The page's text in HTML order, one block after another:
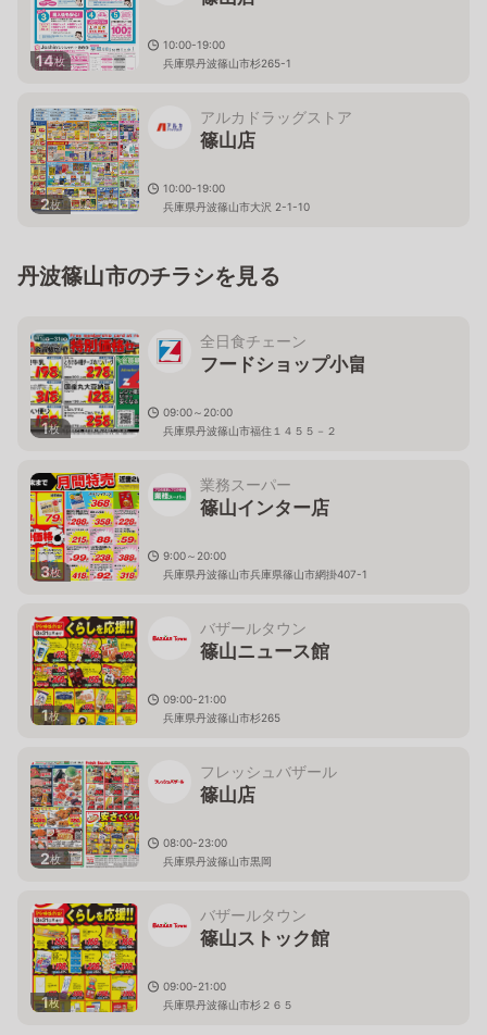
14枚
10:00-19:00
兵庫県丹波篠山市杉265-1
2枚
アルカドラッグストア
篠山店
10:00-19:00
兵庫県丹波篠山市大沢 2-1-10
丹波篠山市のチラシを見る
1枚
全日食チェーン
フードショップ小畠
09:00～20:00
兵庫県丹波篠山市福住１４５５－２
3枚
業務スーパー
篠山インター店
9:00～20:00
兵庫県丹波篠山市兵庫県篠山市網掛407-1
1枚
バザールタウン
篠山ニュース館
09:00-21:00
兵庫県丹波篠山市杉265
2枚
フレッシュバザール
篠山店
08:00-23:00
兵庫県丹波篠山市黒岡
1枚
バザールタウン
篠山ストック館
09:00-21:00
兵庫県丹波篠山市杉２６５